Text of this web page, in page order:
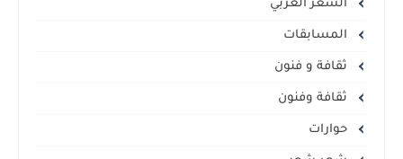
الشعر العربي
المسابقات
ثقافة و فنون
ثقافة وفنون
حوارات